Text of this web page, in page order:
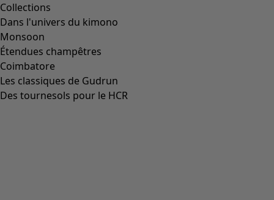
Collections
Dans l'univers du kimono
Monsoon
Étendues champêtres
Coimbatore
Les classiques de Gudrun
Des tournesols pour le HCR